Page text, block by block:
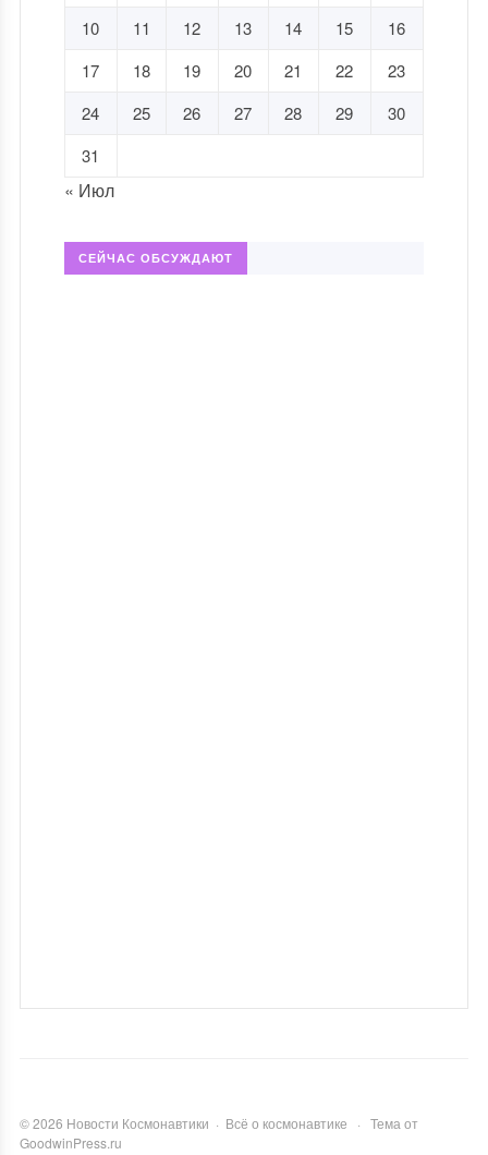
10
11 12 13 14 15
16
17
18 19 20 21 22
23
24
25 26 27 28 29
30
31
« Июл
СЕЙЧАС ОБСУЖДАЮТ
©2026 Новости Космонавтики · Всё о космонавтике · Тема от
GoodwinPress.ru